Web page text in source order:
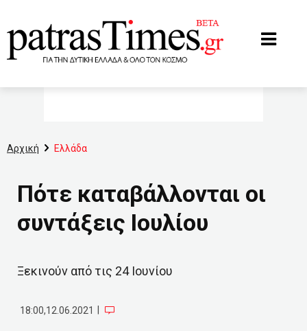
Αρχική Ελλάδα
Πότε καταβάλλονται οι
συντάξεις Ιουλίου
Ξεκινούν από τις 24 Ιουνίου
18:00,12.06.2021